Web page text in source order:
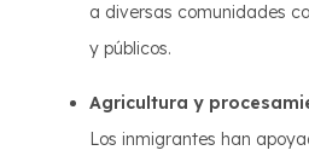
a diversas comunidades
y públicos.
Agricultura y
Los inmigrantes han